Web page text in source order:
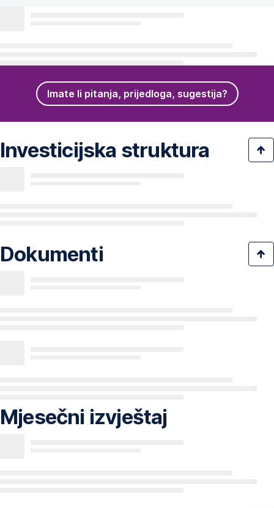
Imate li pitanja, prijedloga, sugestija?
Investicijska struktura
Dokumenti
Mjesečni izvještaj